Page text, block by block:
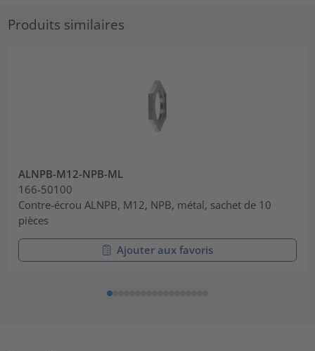
Produits similaires
ALNPB-M12-NPB-ML
166-50100
Contre-écrou ALNPB, M12, NPB, métal, sachet de 10
pièces
Ajouter aux favoris